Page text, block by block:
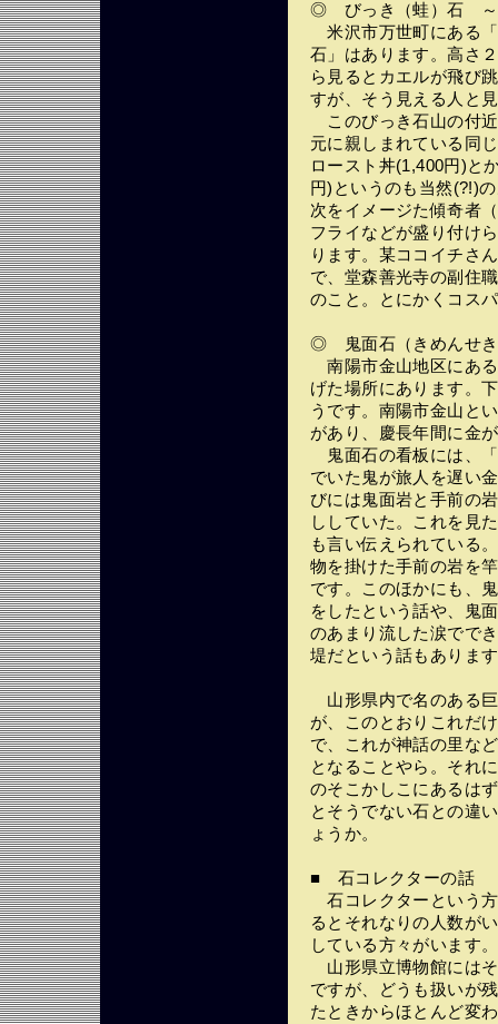
◎ びっき（蛙）石 ～
米沢市万世町にある
石」はあります。高さ
ら見るとカエルが飛び
すが、そう見える人と
このびっき石山の付
元に親しまれている同
ロースト丼(1,400円)と
円)というのも当然(?!)
次をイメージた傾奇者
フライなどが盛り付け
ります。某ココイチさ
で、堂森善光寺の副住
のこと。とにかくコス
◎ 鬼面石（きめんせ
南陽市金山地区にあ
げた場所にあります。
うです。南陽市金山と
があり、慶長年間に金
鬼面石の看板には、
でいた鬼が旅人を遅い
びには鬼面岩と手前の
ししていた。これを見
も言い伝えられている
物を掛けた手前の岩を
です。このほかにも、
をしたという話や、鬼
のあまり流した涙でで
堤だという話もありま
山形県内で名のある
が、このとおりこれだ
で、これが神話の里な
となることやら。それ
のそこかしこにあるは
とそうでない石との違
ょうか。
■ 石コレクターの話
石コレクターという
るとそれなりの人数が
している方々がいます。
山形県立博物館には
ですが、どうも扱いが
たときからほとんど変